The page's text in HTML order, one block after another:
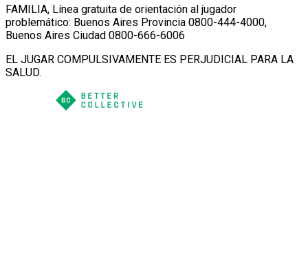
FAMILIA, Línea gratuita de orientación al jugador
problemático: Buenos Aires Provincia 0800-444-4000,
Buenos Aires Ciudad 0800-666-6006
EL JUGAR COMPULSIVAMENTE ES PERJUDICIAL PARA LA
SALUD.